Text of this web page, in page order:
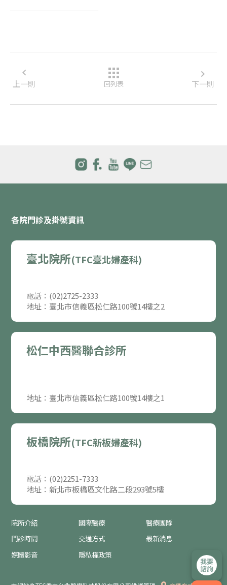
上一則 回列表 下一則
各院門診及掛號資訊
臺北院所(TFC臺北婦產科)
電話：(02)2725-2333
地址：臺北市信義區松仁路100號14樓之2
松仁中西醫聯合診所
地址：臺北市信義區松仁路100號14樓之1
板橋院所(TFC新板婦產科)
電話：(02)2251-7333
地址：新北市板橋區文化路二段293號5樓
院所介紹 國際醫療
醫療團隊
門診時間
交通方式
最新消息
媒體影音
隱私權政策